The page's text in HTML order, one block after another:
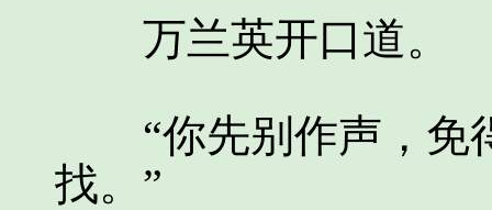
万兰英开口道。
“你先别作声，免
找。”